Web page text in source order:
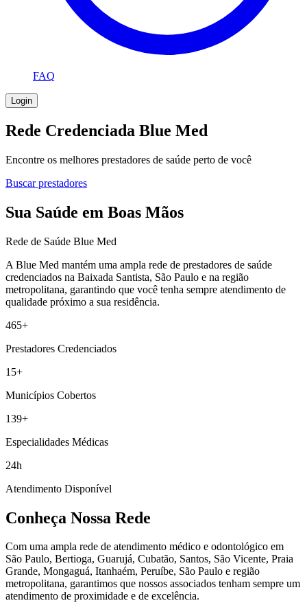
FAQ
Login
Rede Credenciada Blue Med
Encontre os melhores prestadores de saúde perto de você
Buscar prestadores
Sua Saúde em Boas Mãos
Rede de Saúde Blue Med
A Blue Med mantém uma ampla rede de prestadores de saúde
credenciados na Baixada Santista, São Paulo e na região
metropolitana, garantindo que você tenha sempre atendimento de
qualidade próximo a sua residência.
465+
Prestadores Credenciados
15+
Municípios Cobertos
139+
Especialidades Médicas
24h
Atendimento Disponível
Conheça Nossa Rede
Com uma ampla rede de atendimento médico e odontológico em
São Paulo, Bertioga, Guarujá, Cubatão, Santos, São Vicente, Praia
Grande, Mongaguá, Itanhaém, Peruíbe, São Paulo e região
metropolitana, garantimos que nossos associados tenham sempre um
atendimento de proximidade e de excelência.